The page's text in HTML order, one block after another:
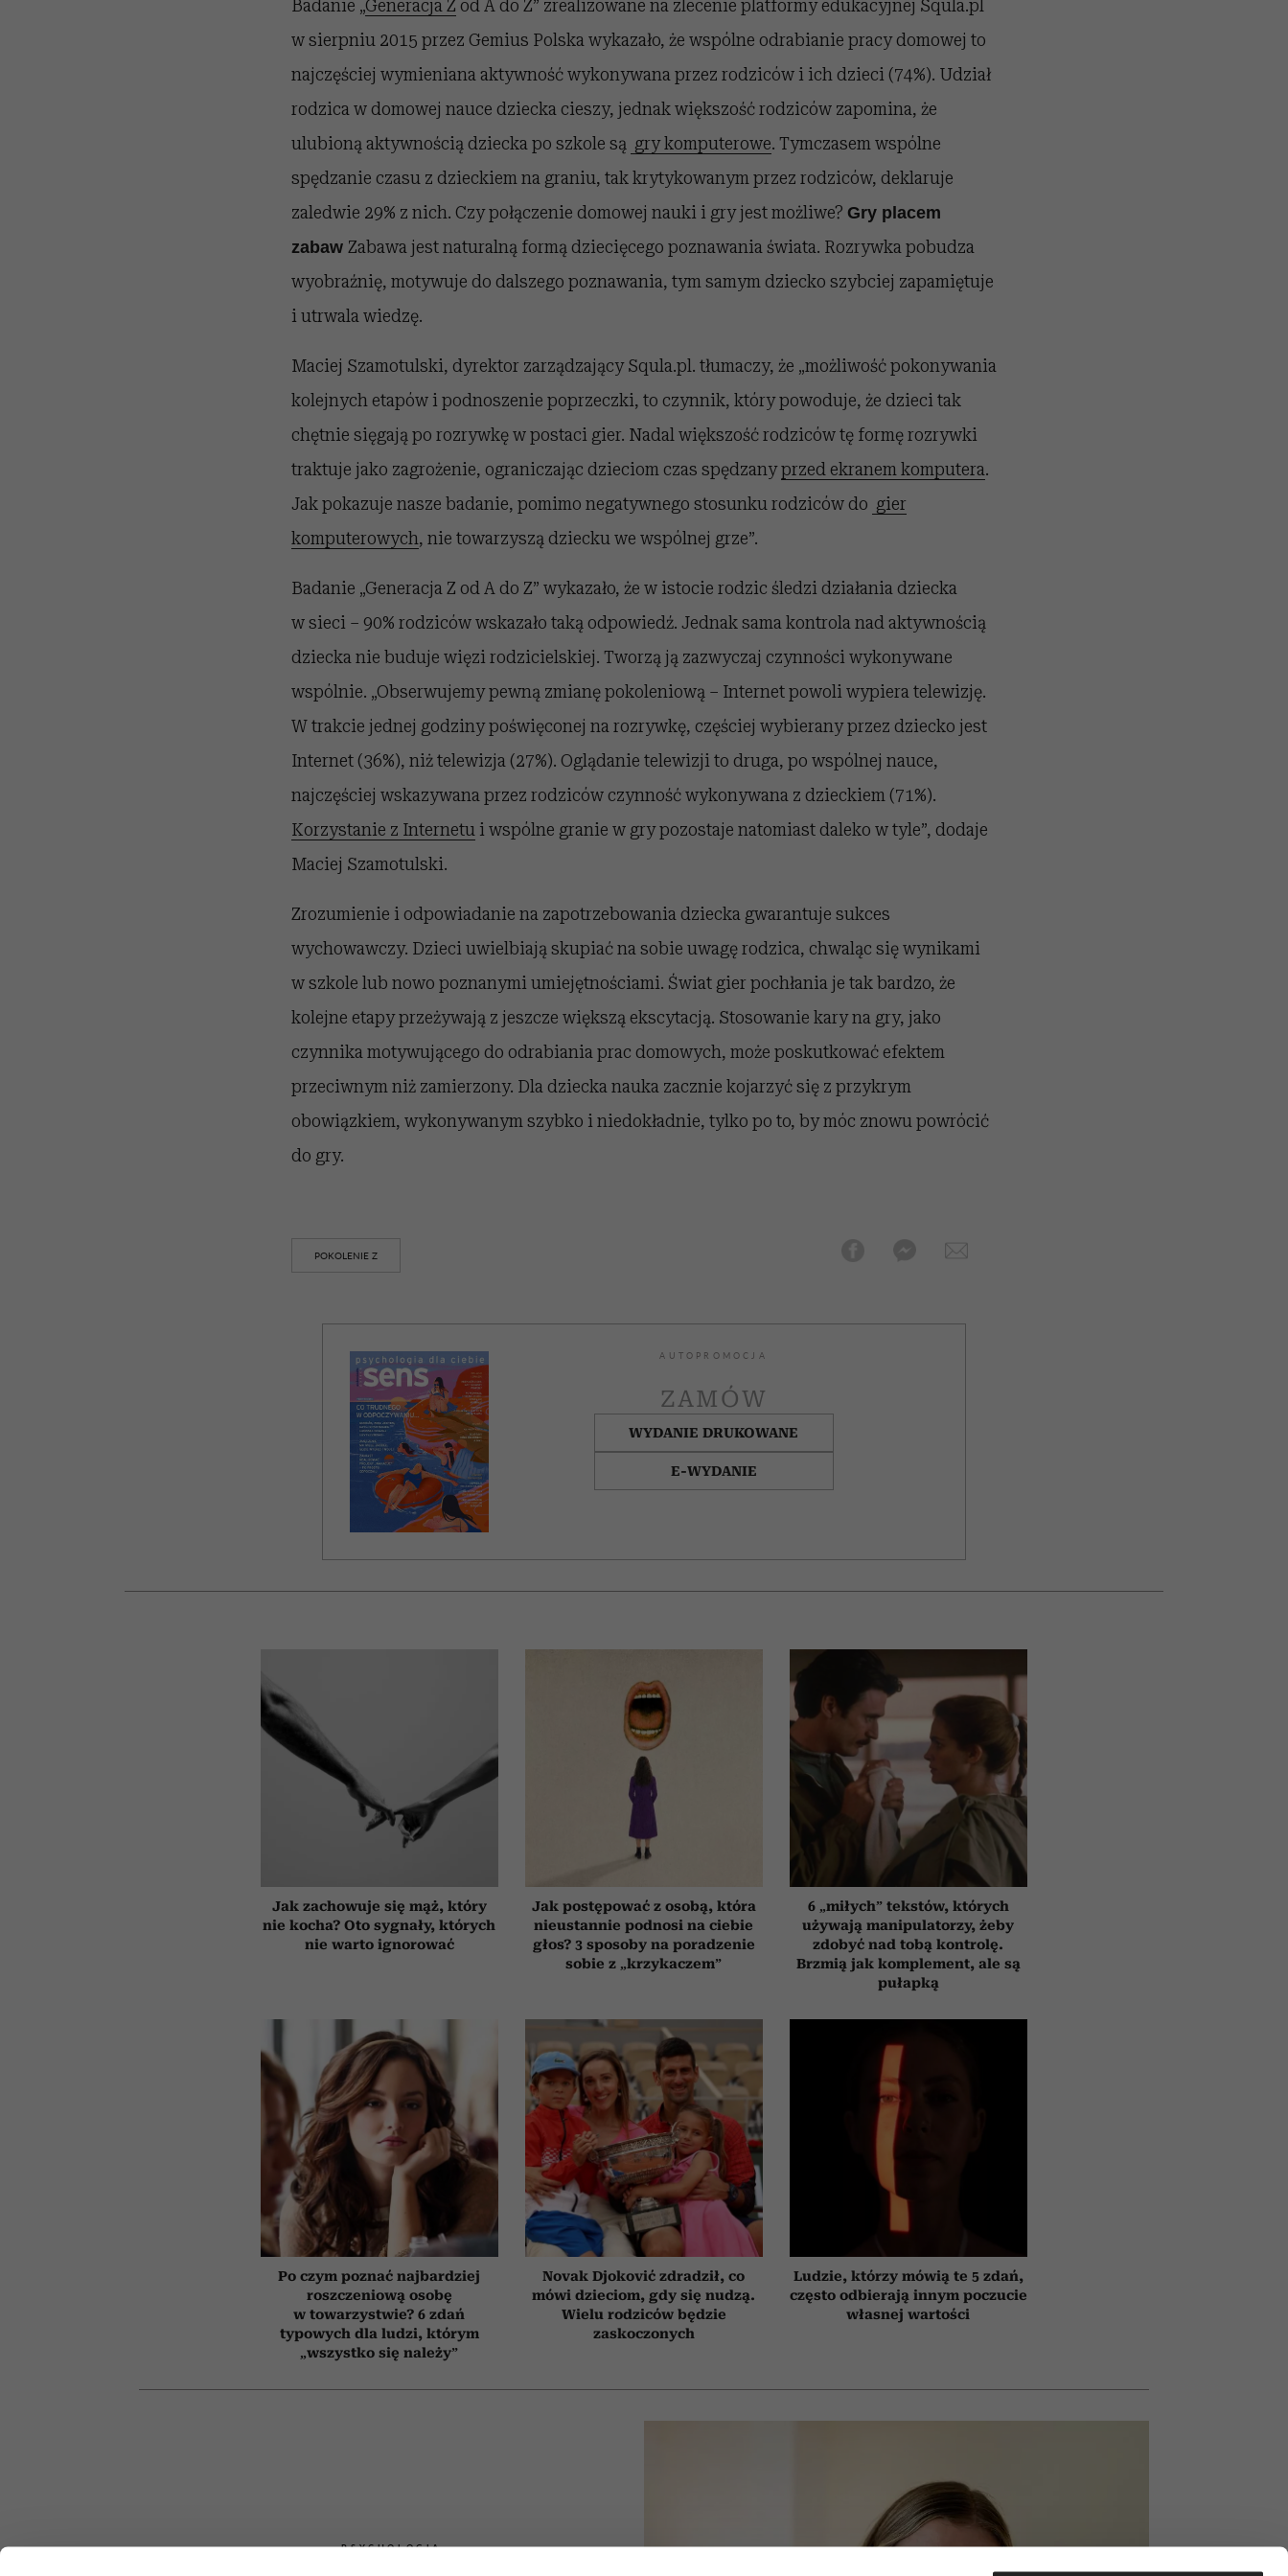
Badanie „Generacja Z od A do Z” zrealizowane na zlecenie platformy edukacyjnej Squla.pl
w sierpniu 2015 przez Gemius Polska wykazało, że wspólne odrabianie pracy domowej to
najczęściej wymieniana aktywność wykonywana przez rodziców i ich dzieci (74%). Udział
rodzica w domowej nauce dziecka cieszy, jednak większość rodziców zapomina, że
ulubioną aktywnością dziecka po szkole są gry komputerowe. Tymczasem wspólne
spędzanie czasu z dzieckiem na graniu, tak krytykowanym przez rodziców, deklaruje
zaledwie 29% z nich. Czy połączenie domowej nauki i gry jest możliwe? Gry placem
zabaw Zabawa jest naturalną formą dziecięcego poznawania świata. Rozrywka pobudza
wyobraźnię, motywuje do dalszego poznawania, tym samym dziecko szybciej zapamiętuje
i utrwala wiedzę.
Maciej Szamotulski, dyrektor zarządzający Squla.pl. tłumaczy, że „możliwość pokonywania
kolejnych etapów i podnoszenie poprzeczki, to czynnik, który powoduje, że dzieci tak
chętnie sięgają po rozrywkę w postaci gier. Nadal większość rodziców tę formę rozrywki
traktuje jako zagrożenie, ograniczając dzieciom czas spędzanyprzed ekranem komputera.
Jak pokazuje nasze badanie, pomimo negatywnego stosunku rodziców do gier
komputerowych, nie towarzyszą dziecku we wspólnej grze”.
Badanie „Generacja Z od A do Z” wykazało, że w istocie rodzic śledzi działania dziecka
w sieci – 90% rodziców wskazało taką odpowiedź. Jednak sama kontrola nad aktywnością
dziecka nie buduje więzi rodzicielskiej. Tworzą ją zazwyczaj czynności wykonywane
wspólnie. „Obserwujemy pewną zmianę pokoleniową – Internet powoli wypiera telewizję.
W trakcie jednej godziny poświęconej na rozrywkę, częściej wybierany przez dziecko jest
Internet (36%), niż telewizja (27%). Oglądanie telewizji to druga, po wspólnej nauce,
najczęściej wskazywana przez rodziców czynność wykonywana z dzieckiem (71%).
Korzystanie z Internetu i wspólne granie w gry pozostaje natomiast daleko w tyle”, dodaje
Maciej Szamotulski.
Zrozumienie i odpowiadanie na zapotrzebowania dziecka gwarantuje sukces
wychowawczy. Dzieci uwielbiają skupiać na sobie uwagę rodzica, chwaląc się wynikami
w szkole lub nowo poznanymi umiejętnościami. Świat gier pochłania je tak bardzo, że
kolejne etapy przeżywają z jeszcze większą ekscytacją. Stosowanie kary na gry, jako
czynnika motywującego do odrabiania prac domowych, może poskutkować efektem
przeciwnym niż zamierzony. Dla dziecka nauka zacznie kojarzyć się z przykrym
obowiązkiem, wykonywanym szybko i niedokładnie, tylko po to, by móc znowu powrócić
do gry.
POKOLENIE Z
AUTOPROMOCJA
ZAMÓW
WYDANIE DRUKOWANE
E-WYDANIE
Jak zachowuje się mąż, który
nie kocha? Oto sygnały, których
nie warto ignorować
Jak postępować z osobą, która
nieustannie podnosi na ciebie
głos? 3 sposoby na poradzenie
sobie z „krzykaczem”
6 „miłych” tekstów, których
używają manipulatorzy, żeby
zdobyć nad tobą kontrolę.
Brzmią jak komplement, ale są
pułapką
Po czym poznać najbardziej
roszczeniową osobę
w towarzystwie? 6 zdań
typowych dla ludzi, którym
„wszystko się należy”
Novak Djoković zdradził, co
mówi dzieciom, gdy się nudzą.
Wielu rodziców będzie
zaskoczonych
Ludzie, którzy mówią te 5 zdań,
często odbierają innym poczucie
własnej wartości
PSYCHOLOGIA